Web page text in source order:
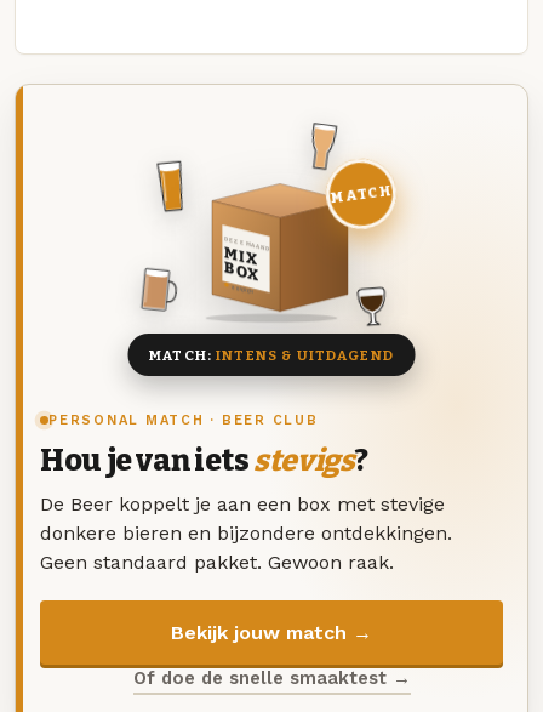
PERSONAL MATCH · BEER CLUB
Hou je van ietsstevigs?
De Beer koppelt je aan een box met stevige
donkere bieren en bijzondere ontdekkingen.
Geen standaard pakket. Gewoon raak.
Bekijk jouw match →
Of doe de snelle smaaktest →
DEZE MAAND
MIX
BOX
8 BIEREN
MATCH
MATCH:INTENS & UITDAGEND